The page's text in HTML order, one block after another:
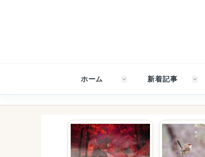
ホーム 新着記事